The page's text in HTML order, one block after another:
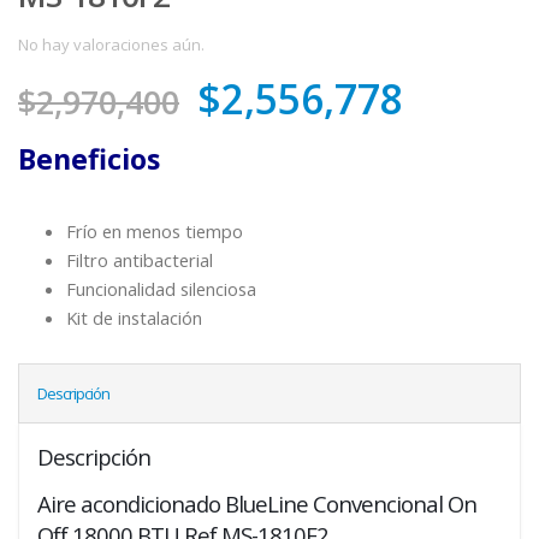
No hay valoraciones aún.
$2,970,400 $2,556,778
Beneficios
Frío en menos tiempo
Filtro antibacterial
Funcionalidad silenciosa
Kit de instalación
Descripción
Descripción
Aire acondicionado BlueLine Convencional On